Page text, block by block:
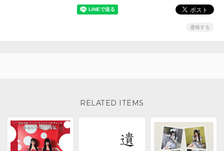
通報する
RELATED ITEMS